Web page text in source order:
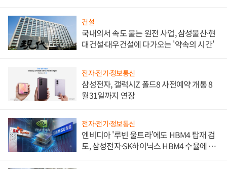
건설
국내외서 속도 붙는 원전 사업, 삼성물산·현
대건설·대우건설에 다가오는 '약속의 시간'
전자·전기·정보통신
삼성전자, 갤럭시Z 폴드8 사전예약 개통 8
월31일까지 연장
전자·전기·정보통신
엔비디아 '루빈 울트라'에도 HBM4 탑재 검
토, 삼성전자·SK하이닉스 HBM4 수율에 주